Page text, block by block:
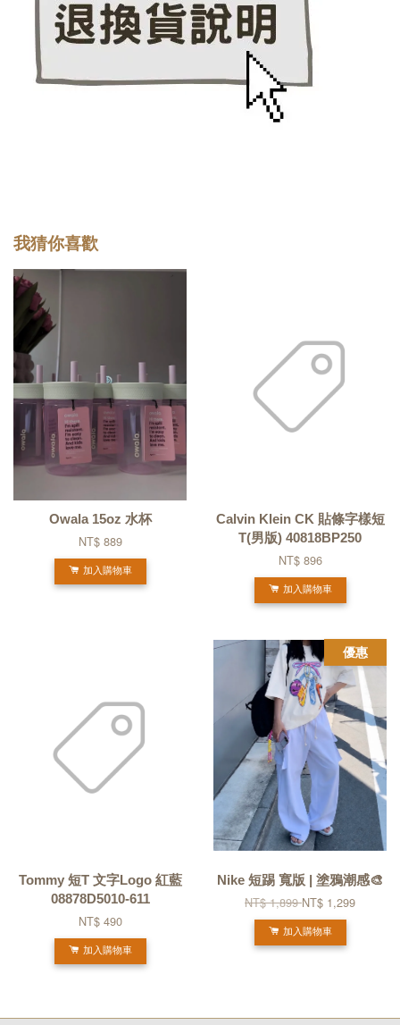
我猜你喜歡
Owala 15oz 水杯
NT$ 889
加入購物車
Calvin Klein CK 貼條字樣短
T(男版) 40818BP250
NT$ 896
加入購物車
Tommy 短T 文字Logo 紅藍
08878D5010-611
NT$ 490
加入購物車
優惠
Nike 短踢 寬版 | 塗鴉潮感🎨
NT$ 1,899NT$ 1,299
加入購物車